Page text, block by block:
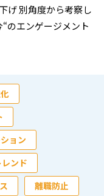
げ別角度から考察し
のエンゲージメント
ョン
レンド
離職防止